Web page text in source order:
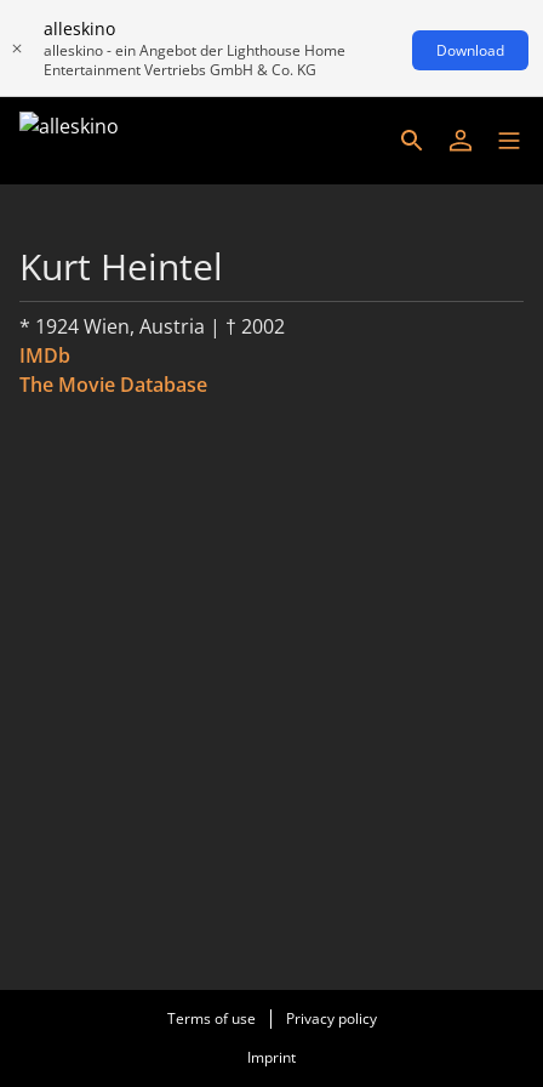
alleskino
alleskino - ein Angebot der Lighthouse Home
Entertainment Vertriebs GmbH & Co. KG
Download
Kurt Heintel
* 1924 Wien, Austria | † 2002
IMDb
The Movie Database
Terms of use
Privacy policy
Imprint